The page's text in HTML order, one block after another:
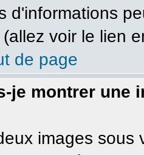
d'informations
voir le lien
de page
je montrer une
images sous